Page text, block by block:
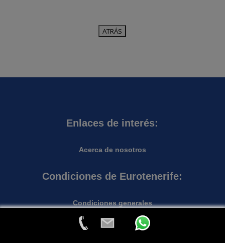
Enlaces de interés:
Acerca de nosotros
Condiciones de Eurotenerife:
Condiciones generales
Garantias